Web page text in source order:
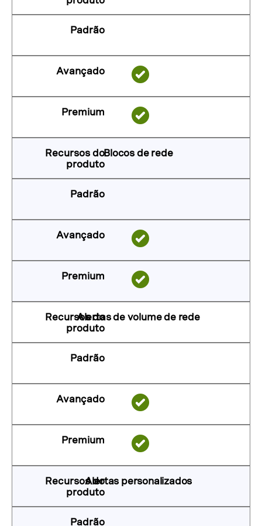
Blocos de rede
Alertas de volume de rede
Alertas personalizados